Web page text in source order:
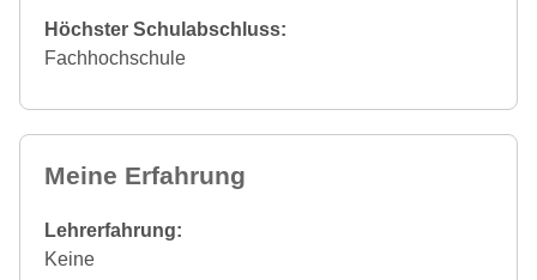
Höchster Schulabschluss:
Fachhochschule
Meine Erfahrung
Lehrerfahrung:
Keine